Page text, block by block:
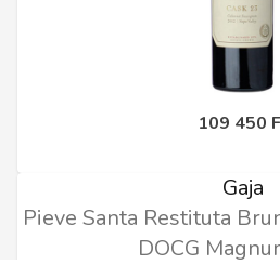
109 450
Gaja
Pieve Santa Restituta
DOCG